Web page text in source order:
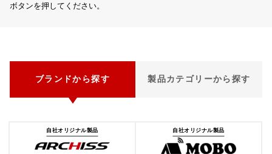
ボタンを押してください。
ブランドから探す 製品カテゴリーから探す
自社オリジナル製品 自社オリジナル製品